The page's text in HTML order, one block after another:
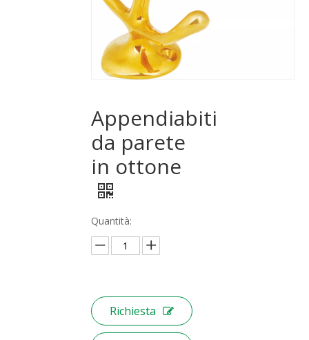
Appendiabiti
da parete
in ottone
Quantità:
Richiesta